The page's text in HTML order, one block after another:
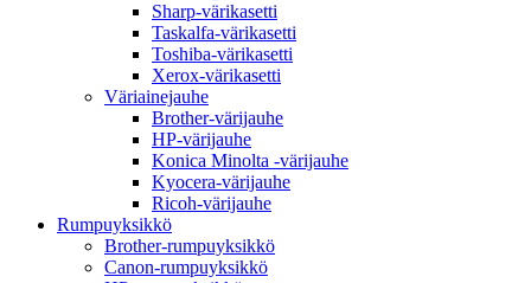
Sharp-värikasetti
Taskalfa-värikasetti
Toshiba-värikasetti
Xerox-värikasetti
Väriainejauhe
Brother-värijauhe
HP-värijauhe
Konica Minolta -värijauhe
Kyocera-värijauhe
Ricoh-värijauhe
Rumpuyksikkö
Brother-rumpuyksikkö
Canon-rumpuyksikkö